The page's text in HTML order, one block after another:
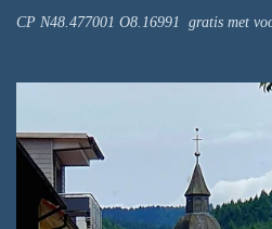
CP N48.477001 O8.16991 gratis met